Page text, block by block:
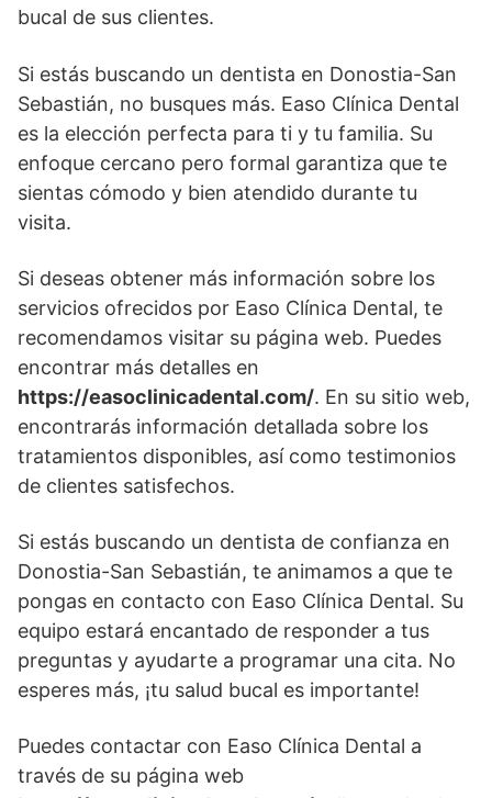
bucal de sus clientes.
Si estás buscando un dentista en Donostia-San
Sebastián, no busques más. Easo Clínica Dental
es la elección perfecta para ti y tu familia. Su
enfoque cercano pero formal garantiza que te
sientas cómodo y bien atendido durante tu
visita.
Si deseas obtener más información sobre los
servicios ofrecidos por Easo Clínica Dental, te
recomendamos visitar su página web. Puedes
encontrar más detalles en
https://easoclinicadental.com/. En su sitio web,
encontrarás información detallada sobre los
tratamientos disponibles, así como testimonios
de clientes satisfechos.
Si estás buscando un dentista de confianza en
Donostia-San Sebastián, te animamos a que te
pongas en contacto con Easo Clínica Dental. Su
equipo estará encantado de responder a tus
preguntas y ayudarte a programar una cita. No
esperes más, ¡tu salud bucal es importante!
Puedes contactar con Easo Clínica Dental a
través de su página web